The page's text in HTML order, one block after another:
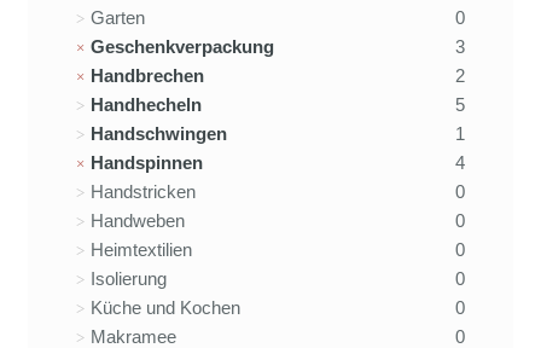
Garten
0
Geschenkverpackung
3
Handbrechen
2
Handhecheln
5
Handschwingen
1
Handspinnen
4
Handstricken
0
Handweben
0
Heimtextilien
0
Isolierung
0
Küche und Kochen
0
Makramee
0